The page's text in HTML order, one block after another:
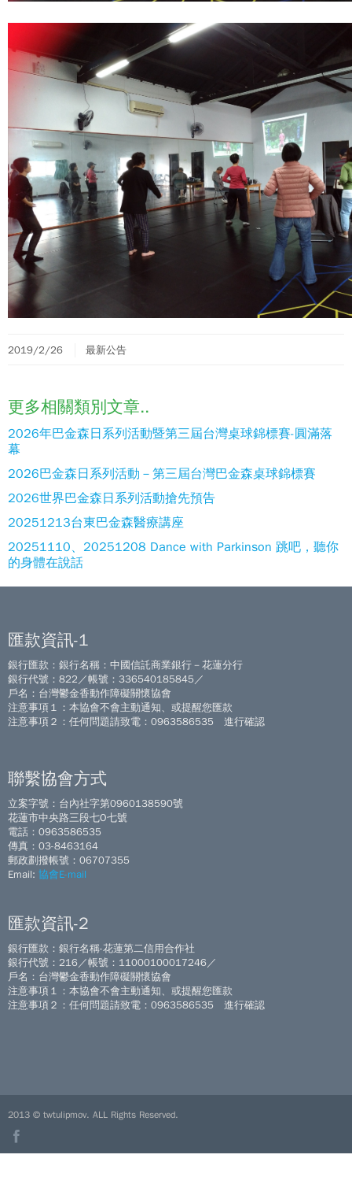
2019/2/26 最新公告
更多相關類別文章..
2026年巴金森日系列活動暨第三屆台灣桌球錦標賽-圓滿落
幕
2026巴金森日系列活動－第三屆台灣巴金森桌球錦標賽
2026世界巴金森日系列活動搶先預告
20251213台東巴金森醫療講座
20251110、20251208 Dance with Parkinson 跳吧，聽你
的身體在說話
匯款資訊-1
銀行匯款：銀行名稱：中國信託商業銀行－花蓮分行
銀行代號：822／帳號：336540185845／
戶名：台灣鬱金香動作障礙關懷協會
注意事項１：本協會不會主動通知、或提醒您匯款
注意事項２：任何問題請致電：0963586535 進行確認
聯繫協會方式
立案字號：台內社字第0960138590號
花蓮市中央路三段七O七號
電話：0963586535
傳真：03-8463164
郵政劃撥帳號：06707355
Email: 協會E-mail
匯款資訊-2
銀行匯款：銀行名稱-花蓮第二信用合作社
銀行代號：216／帳號：11000100017246／
戶名：台灣鬱金香動作障礙關懷協會
注意事項１：本協會不會主動通知、或提醒您匯款
注意事項２：任何問題請致電：0963586535 進行確認
2013 © twtulipmov. ALL Rights Reserved.